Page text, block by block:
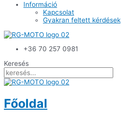
Információ
Kapcsolat
Gyakran feltett kérdések
+36 70 257 0981
Keresés
Főoldal